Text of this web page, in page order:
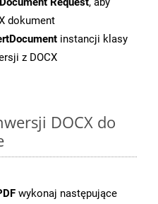
dokument
instancji klasy
z DOCX
DOCX do
wykonaj następujące